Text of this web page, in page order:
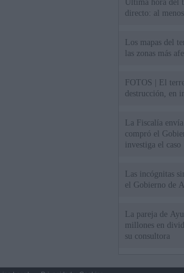
Última hora del
directo: al
Los mapas del
las zonas más
FOTOS | El
destrucción, en
La Fiscalía
compró el
investiga el caso
Las incógnitas
el Gobierno de
La pareja de
millones en
su consultora